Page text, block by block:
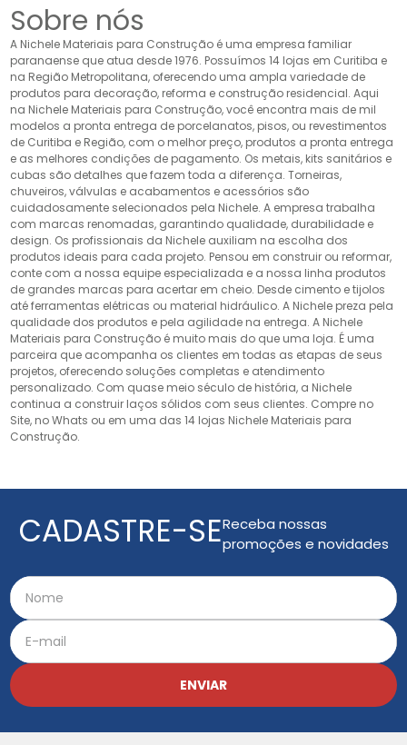
Sobre nós
A Nichele Materiais para Construção é uma empresa familiar
paranaense que atua desde 1976. Possuímos 14 lojas em Curitiba e
na Região Metropolitana, oferecendo uma ampla variedade de
produtos para decoração, reforma e construção residencial. Aqui
na Nichele Materiais para Construção, você encontra mais de mil
modelos a pronta entrega de porcelanatos, pisos, ou revestimentos
de Curitiba e Região, com o melhor preço, produtos a pronta entrega
e as melhores condições de pagamento. Os metais, kits sanitários e
cubas são detalhes que fazem toda a diferença. Torneiras,
chuveiros, válvulas e acabamentos e acessórios são
cuidadosamente selecionados pela Nichele. A empresa trabalha
com marcas renomadas, garantindo qualidade, durabilidade e
design. Os profissionais da Nichele auxiliam na escolha dos
produtos ideais para cada projeto. Pensou em construir ou reformar,
conte com a nossa equipe especializada e a nossa linha produtos
de grandes marcas para acertar em cheio. Desde cimento e tijolos
até ferramentas elétricas ou material hidráulico. A Nichele preza pela
qualidade dos produtos e pela agilidade na entrega. A Nichele
Materiais para Construção é muito mais do que uma loja. É uma
parceira que acompanha os clientes em todas as etapas de seus
projetos, oferecendo soluções completas e atendimento
personalizado. Com quase meio século de história, a Nichele
continua a construir laços sólidos com seus clientes. Compre no
Site, no Whats ou em uma das 14 lojas Nichele Materiais para
Construção.
CADASTRE-SEReceba nossas
promoções e novidades
ENVIAR